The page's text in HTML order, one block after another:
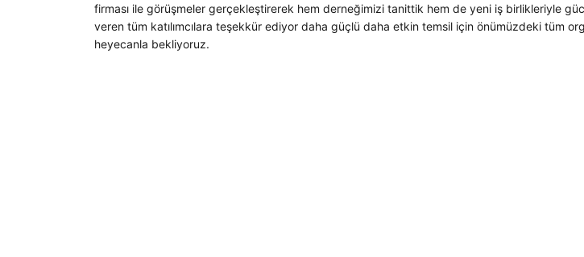
firması ile görüşmeler gerçekleştirerek hem derneğimizi tanittik hem de yeni iş birlikleriyle
veren tüm katılımcılara teşekkür ediyor daha güçlü daha etkin temsil için önümüzdeki tüm
heyecanla bekliyoruz.